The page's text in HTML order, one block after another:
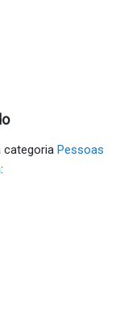
categoria Pessoas
: